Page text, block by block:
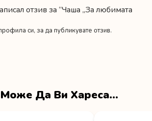
отзив за “Чаша „За любимата
си, за да публикувате отзив.
Да Ви Хареса…